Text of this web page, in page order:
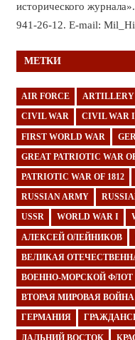
исторического
941-26-12. E-mail:
МЕТКИ
AIR FORCE ARTILLERY
CIVIL WAR CIVIL WAR
FIRST WORLD WAR
GREAT PATRIOTIC WAR
PATRIOTIC WAR OF 1812
RUSSIAN ARMY
USSR WORLD WAR I
АЛЕКСЕЙ ОЛЕЙНИКОВ
ВЕЛИКАЯ
ВОЕННО-МОРСКОЙ ФЛОТ
ВТОРАЯ МИРОВАЯ ВОЙНА
ГЕРМАНИЯ
ДАЛЬНИЙ ВОСТОК